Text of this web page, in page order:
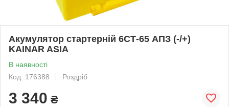
Акумулятор стартерній 6СТ-65 АПЗ (-/+)
KAINAR ASIA
В наявності
Код: 176388
Роздріб
3 340 ₴